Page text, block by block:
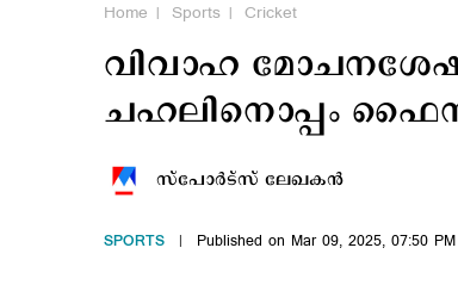
Home Sports Cricket
വിവാഹ
ചഹലിനൊപ്പം
സ്പോര്‍ട്സ് ലേഖകന്‍
SPORTS Published on Mar 09, 2025, 07:50